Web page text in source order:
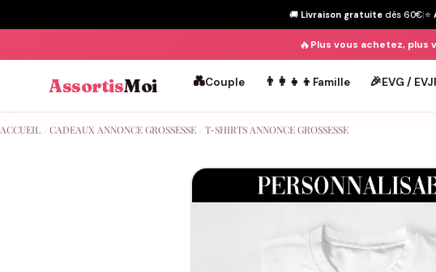
🚚 Livraison gratuite dès 60€|⭐
🔥Plus vous achetez, plus
AssortisMoi 💑Couple 👨‍👩‍👧‍👦 Famille 🎉EVG /
ACCUEIL CADEAUX ANNONCE GROSSESSE T-SHIRTS ANNONCE GROSSESSE